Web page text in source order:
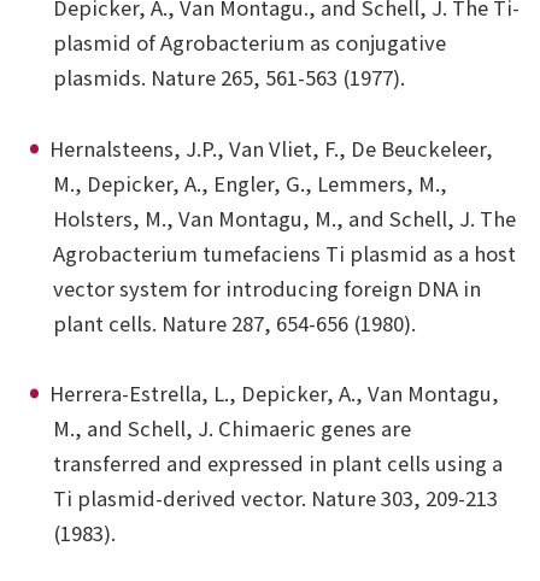
Depicker, A., Van Montagu., and Schell, J. The Ti-
plasmid of Agrobacterium as conjugative
plasmids. Nature 265, 561-563 (1977).
Hernalsteens, J.P., Van Vliet, F., De Beuckeleer,
M., Depicker, A., Engler, G., Lemmers, M.,
Holsters, M., Van Montagu, M., and Schell, J. The
Agrobacterium tumefaciens Ti plasmid as a host
vector system for introducing foreign DNA in
plant cells. Nature 287, 654-656 (1980).
Herrera-Estrella, L., Depicker, A., Van Montagu,
M., and Schell, J. Chimaeric genes are
transferred and expressed in plant cells using a
Ti plasmid-derived vector. Nature 303, 209-213
(1983).